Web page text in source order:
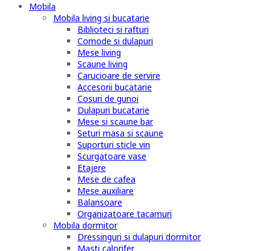
Mobila
Mobila living si bucatarie
Biblioteci si rafturi
Comode si dulapuri
Mese living
Scaune living
Carucioare de servire
Accesorii bucatarie
Cosuri de gunoi
Dulapuri bucatarie
Mese si scaune bar
Seturi masa si scaune
Suporturi sticle vin
Scurgatoare vase
Etajere
Mese de cafea
Mese auxiliare
Balansoare
Organizatoare tacamuri
Mobila dormitor
Dressinguri si dulapuri dormitor
Masti calorifer